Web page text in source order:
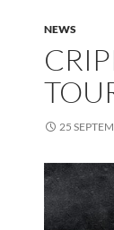
NEWS
25